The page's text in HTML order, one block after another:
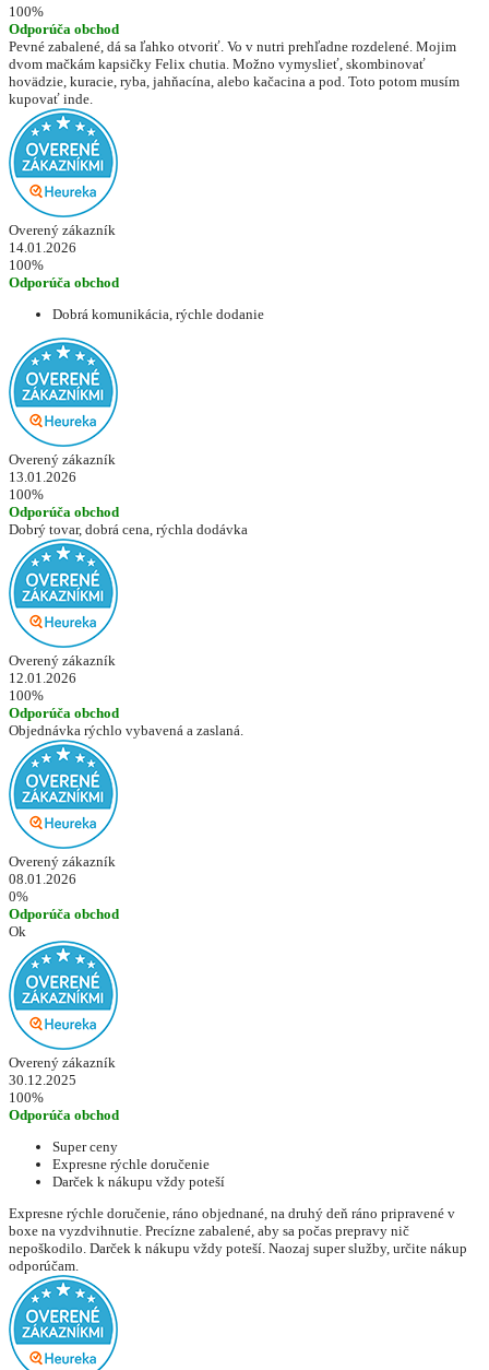
100%
Odporúča obchod
Pevné zabalené, dá sa ľahko otvoriť. Vo v nutri prehľadne rozdelené. Mojim
dvom mačkám kapsičky Felix chutia. Možno vymyslieť, skombinovať
hovädzie, kuracie, ryba, jahňacína, alebo kačacina a pod. Toto potom musím
kupovať inde.
Overený zákazník
14.01.2026
100%
Odporúča obchod
Dobrá komunikácia, rýchle dodanie
Overený zákazník
13.01.2026
100%
Odporúča obchod
Dobrý tovar, dobrá cena, rýchla dodávka
Overený zákazník
12.01.2026
100%
Odporúča obchod
Objednávka rýchlo vybavená a zaslaná.
Overený zákazník
08.01.2026
0%
Odporúča obchod
Ok
Overený zákazník
30.12.2025
100%
Odporúča obchod
Super ceny
Expresne rýchle doručenie
Darček k nákupu vždy poteší
Expresne rýchle doručenie, ráno objednané, na druhý deň ráno pripravené v
boxe na vyzdvihnutie. Precízne zabalené, aby sa počas prepravy nič
nepoškodilo. Darček k nákupu vždy poteší. Naozaj super služby, určite nákup
odporúčam.